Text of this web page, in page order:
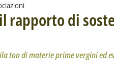
rapporto di
520mila ton di materie prime
alle 16.57.
ton di materie prime vergini ed